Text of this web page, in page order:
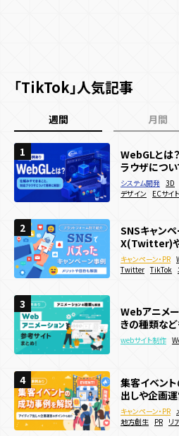
SNSキャンペーン Webキャンペーン
デジタルスタンプラリー ゲームプロモ
リアルイベント ゲーミフィケーション
夏キャンペーン 春キャンペーン
秋キャンペーン
コンテンツ種類
デジタルスタンプラリー メタバース
アクション・リズム RPG・育成
集客チャネル
Twitter Instagram
リアルイベント
周年・CSRサイト
多言語化機能 CMS機能 CRM
予約機能 会員・ログイン機能
デザイン UI・UX UI・UXデザイン
エンタメ業界 地方創生
商業施設
プラットフォーム
Webサイト Webサービス デジタ
iOS / Androidアプリ
テクノロジー
3D AR WebAR WebGL
ブロックチェーン
サイト種類
コーポレートサイト 採用サイト
メディアサイト ECサイト キャン
周年・CSRサイト
お役立ち資
サービス
システム開発
ゲーム・エンタメコンテンツ
Webサイト制作
プロダクト
デジタルスタンプラリー
イベント効果測定システム
実績
会社情報
「TikTok」人気記事
週間 月間
1
WebGLとは
ラウザについ
システム開発 3D
デザイン
ECサイト
2
SNSキャン
X(Twitter)
い企画を紹介
キャンペーン・PR
Twitter TikTok
3
Webアニメ
きの種類な
webサイト制作
4
集客イベン
出しや企画
キャンペーン・PR
地方創生 PR リ
1
SNSキャン
X(Twitter)や
い企画を紹介
キャンペーン・PR
Twitter
TikTok
2
WebGLとは
ラウザにつ
システム開発 3D
デザイン
ECサイト
3
Webアニメ
きの種類な
webサイト制作
4
Webサイトに
い！作り方や
webサイト制作
アニメーション
サ
1
話題のPR事
海外の成功
キャンペーン・PR
SNSキャンペーン
2
Webサイトに
い！作り方や
webサイト制作
アニメーション サ
3
動きのある
トやデメリッ
webサイト制作
4
夏キャンペー
や制作方法も
デジタルスタンプ
夏キャンペーン
人